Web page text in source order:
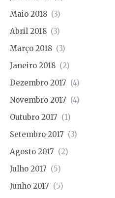
Maio 2018 (3)
Abril 2018 (3)
Março 2018 (3)
Janeiro 2018 (2)
Dezembro 2017 (4)
Novembro 2017 (4)
Outubro 2017 (1)
Setembro 2017 (3)
Agosto 2017 (2)
Julho 2017 (5)
Junho 2017 (5)